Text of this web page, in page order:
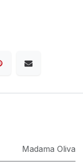
Madama Oliva